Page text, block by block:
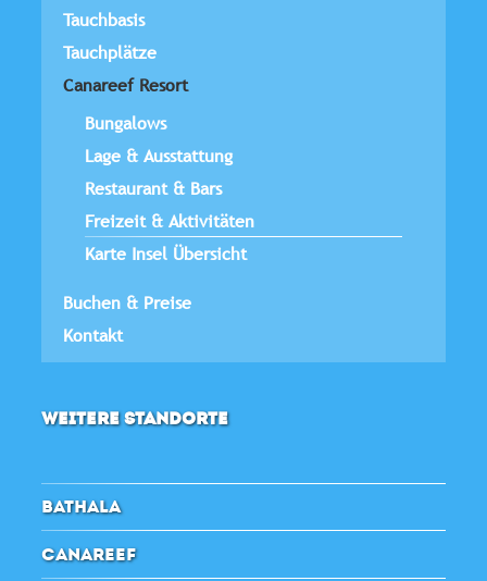
Tauchbasis
Tauchplätze
Canareef Resort
Bungalows
Lage & Ausstattung
Restaurant & Bars
Freizeit & Aktivitäten
Karte Insel Übersicht
Buchen & Preise
Kontakt
WEITERE STANDORTE
BATHALA
CANAREEF